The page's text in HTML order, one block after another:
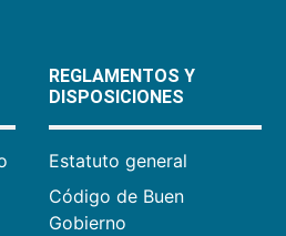
REGLAMENTOS Y
DISPOSICIONES
Estatuto general
Código de Buen
Gobierno